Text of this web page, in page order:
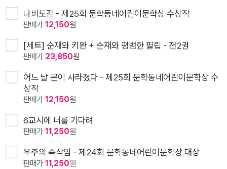
나비도감 - 제25회 문학동네어린이문학상 수상작
판매가12,150원
[세트] 순재와 키완 + 순재와 평범한 필립 - 전2권
판매가 23,850원
어느 날 문이 사라졌다 - 제25회 문학동네어린이문학상 수
상작
판매가12,150원
6교시에 너를 기다려
판매가11,250원
우주의 속삭임 - 제24회 문학동네어린이문학상 대상
판매가11,250원